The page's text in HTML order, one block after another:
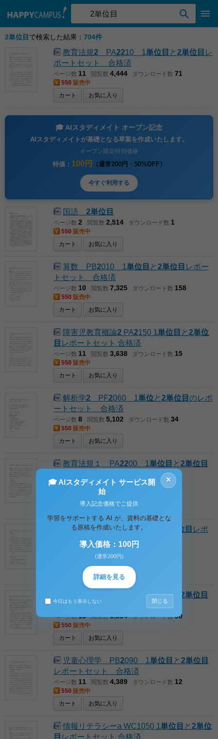
2単位目 で検索した結果： 704件
教育法規2 PA2210 1 単位 目 と 2単位目 レ
ポートセット 合格済
ページ数 11 閲覧数 4,444 ダウンロード数 71
550 販売中
カート
お気に入り
🎓 AIスタディメイト オープン記念
AIスタディメイトが基礎となる草案を作成いたします。
オープン限定特別価格
特価： 100円 （通常200円・50%OFF）
今すぐ利用する
国語 2単位目
ページ数 2 閲覧数 2,514 ダウンロード数 1
550 販売中
カート
お気に入り
算数 PB2010 1 単位 目 と 2単位目 レポー
トセット 合格済
ページ数 10 閲覧数 7,325 ダウンロード数 158
550 販売中
カート
お気に入り
障害児教育概論2 PA2150 1 単位 目 と 2単位
目 レポートセット 合格済
ページ数 11 閲覧数 3,638 ダウンロード数 15
550 販売中
カート
お気に入り
解析学2 PF2060 1 単位と 2単位目 のレポ
ートセット 合格済
ページ数 8 閲覧数 5,102 ダウンロード数 34
550 販売中
カート
お気に入り
教育法規１ PA2200 1 単位 目 と 2単位目
ページ数 11 閲覧数 5,134 ダウンロード数 49
お気に入り
確率論 PF3010 1単位 2単位目 レポ
ートセット 合格済
3,778
お気に入り
教育学入門 PA1010 1単位目と
2単位目
レポートセット 合格済
ページ数 13 閲覧数 5,394 ダウンロード数 90
550 販売中
カート
お気に入り
児童心理学 PB2090 1 単位 目 と 2単位目
レポートセット 合格済
ページ数 11 閲覧数 4,389 ダウンロード数 12
550 販売中
カート
お気に入り
情報リテラシーa WC1050 1 単位 目 と 2単位
目 レポートセット 合格済
×
🎓 AIスタディメイト サービス開
始
導入記念価格でご提供
学習をサポートする AI が、資料の基礎とな
る原稿を作成いたします。
導入価格：100円
(通常200円)
詳細を見る
今日はもう表示しない 閉じる